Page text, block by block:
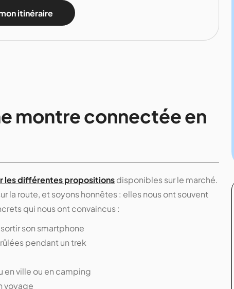
itinéraire
montre connectée en
les différentes propositionsdisponibles sur le marché.
la route, et soyons honnêtes : elles nous ont souvent
qui nous ont convaincus :
son smartphone
pendant un trek
en ville ou en camping
voyage